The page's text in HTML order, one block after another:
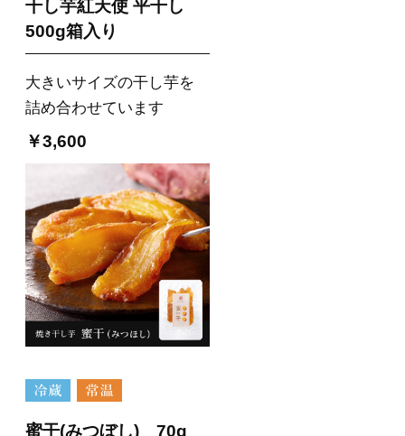
干し芋紅天使 平干し
500g箱入り
大きいサイズの干し芋を
詰め合わせています
￥3,600
蜜干(みつぼし) 70g